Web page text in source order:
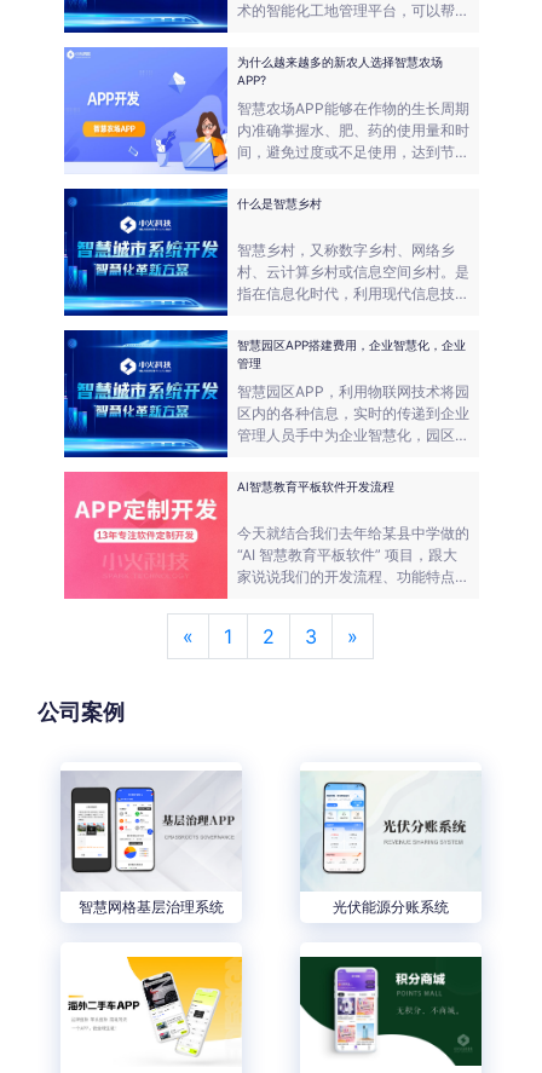
术的智能化工地管理平台，可以帮助
控、预警和决策支持。
为什么越来越多的新农人选择智慧农场
APP?
智慧农场APP能够在作物的生长周期
内准确掌握水、肥、药的使用量和时
间，避免过度或不足使用，达到节约
场APP可实现农田信息的在线管理、
定等功能，让农户轻松管理农田，并
提高了工作效率。
什么是智慧乡村
智慧乡村，又称数字乡村、网络乡
村、云计算乡村或信息空间乡村。是
指在信息化时代，利用现代信息技术
网与移动互联网相结合，构建集农业
生产、农产品销售、农村生活服务、
农民教育培训等为一体的综合性现代
化服务平台。
智慧园区APP搭建费用，企业智慧化，企业
管理
智慧园区APP，利用物联网技术将园
区内的各种信息，实时的传递到企业
管理人员手中为企业智慧化，园区智
集和园区居民生活提供全方位服务。
的规模、复杂程度、开发周期、团队
的技术水平等多种因素。
AI智慧教育平板软件开发流程
今天就结合我们去年给某县中学做的
“AI 智慧教育平板软件” 项目，跟大
家说说我们的开发流程、功能特点、
问题。关于 AI 智慧教育平板软件的
报价，开发周期，维护方式，服务器
购买，工信部备案等信息。
« 1 2 3 »
公司案例
智慧网格基层治理系统 光伏能源分账系统